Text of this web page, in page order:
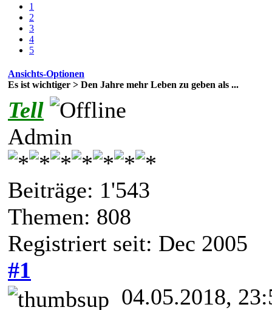
1
2
3
4
5
Ansichts-Optionen
Es ist wichtiger > Den Jahre mehr Leben zu geben als ...
Tell
Admin
Beiträge: 1'543
Themen: 808
Registriert seit: Dec 2005
#1
04.05.2018,